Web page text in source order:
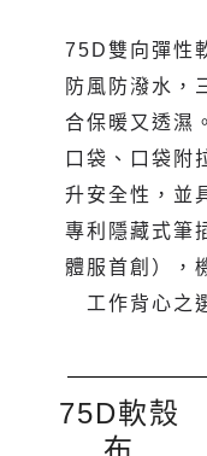
75D雙向彈性
防風防潑水，
合保暖又透濕
口袋、口袋附
升安全性，並
專利隱藏式筆
體服首創），
工作背心之
75D軟殼
布